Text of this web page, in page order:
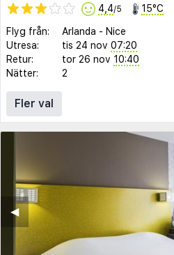
4,4/5 15°C
Flyg från: Arlanda - Nice
Utresa:
tis 24 nov 07:20
Retur:
tor 26 nov 10:40
Nätter:
2
Fler val
◀︎